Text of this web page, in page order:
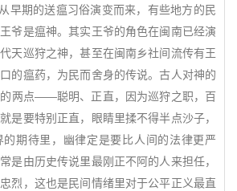
期的送瘟习俗演变而来，有些地方的民
爷是瘟神。其实王爷的角色在闽南已经演
天巡狩之神，甚至在闽南乡社间流传有王
的瘟药，为民而舍身的传说。古人对神的
两点——聪明、正直，因为巡狩之职，百
是要特别正直，眼睛里揉不得半点沙子，
期待里，幽律定是要比人间的法律更严
是由历史传说里最刚正不阿的人来担任，
烈，这也是民间情绪里对于公平正义最直